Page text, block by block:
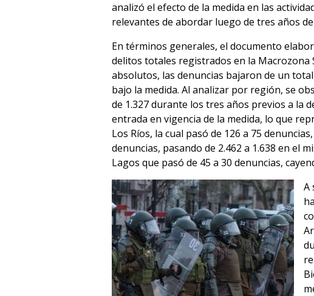
analizó el efecto de la medida en las
relevantes de abordar luego de tres años
En términos generales, el documento
delitos totales registrados en la Macrozona
absolutos, las denuncias bajaron de un
bajo la medida. Al analizar por región, se
de 1.327 durante los tres años previos a la
entrada en vigencia de la medida, lo que
Los Ríos, la cual pasó de 126 a 75
denuncias, pasando de 2.462 a 1.638 en el
Lagos que pasó de 45 a 30 denuncias,
A